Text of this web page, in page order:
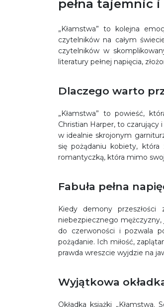
pełna tajemnic
„Kłamstwa” to kolejna
czytelników na całym
czytelników w
literatury pełnej napięcia,
Dlaczego warto
„Kłamstwa” to powieść,
Christian Harper, to
w idealnie skrojonym
się pożądaniu kobiety, która
romantyczką, która mimo
Fabuła pełna
Kiedy demony przeszłości
niebezpiecznego mężczyzny,
do czerwoności i pozwala
pożądanie. Ich miłość,
prawda wreszcie wyjdzie na
Wyjątkowa
Okładka książki